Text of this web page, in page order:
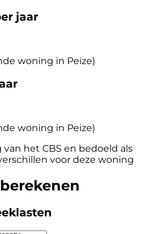
jaar
woning in Peize)
woning in Peize)
van het CBS en bedoeld als
voor deze woning